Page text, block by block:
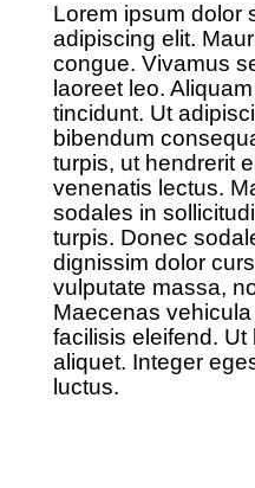
Lorem ipsum dolor
adipiscing elit.
congue. Vivamus
laoreet leo.
tincidunt. Ut
bibendum
turpis, ut hendrerit
venenatis lectus.
sodales in
turpis. Donec
dignissim dolor
vulputate massa,
Maecenas
facilisis eleifend.
aliquet. Integer
luctus.